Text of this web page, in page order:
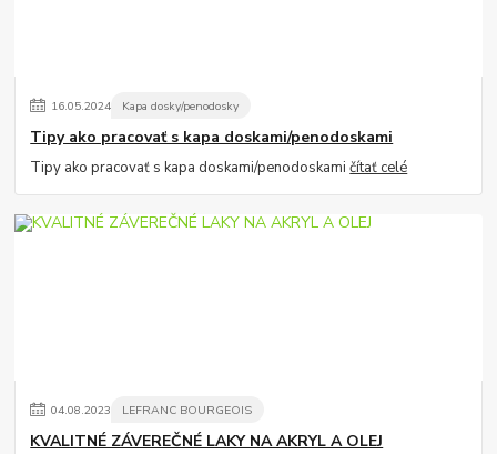
16.05.2024 Kapa dosky/penodosky
Tipy ako pracovať s kapa doskami/penodoskami
Tipy ako pracovať s kapa doskami/penodoskamičítať celé
04.08.2023 LEFRANC BOURGEOIS
KVALITNÉ ZÁVEREČNÉ LAKY NA AKRYL A OLEJ